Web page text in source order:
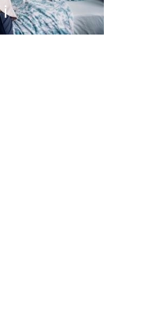
i